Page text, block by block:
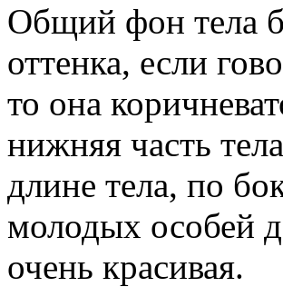
Общий фон тела
оттенка, если
то она
нижняя часть
длине тела, по
молодых особей
очень красивая.